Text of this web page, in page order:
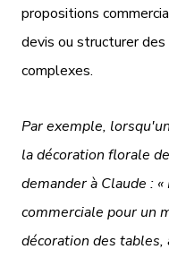
propositions
devis ou structurer
complexes.
Par exemple,
la décoration florale
demander à Claude :
commerciale pour un
décoration des